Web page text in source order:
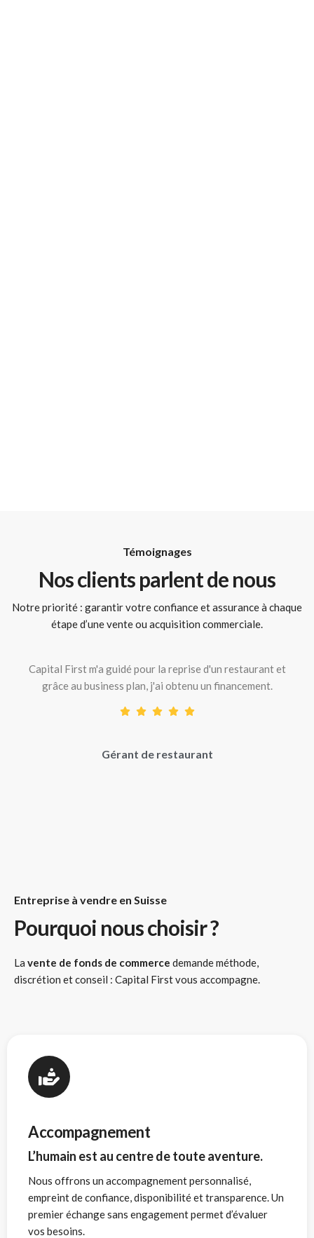
Témoignages
Nos clients parlent de nous
Notre priorité : garantir votre confiance et assurance à chaque
étape d’une vente ou acquisition commerciale.
Gérant de restaurant
Capital First m'a guidé pour la reprise d'un restaurant et
grâce au business plan, j'ai obtenu un financement.
Entreprise à vendre en Suisse
Pourquoi nous choisir ?
La vente de fonds de commerce demande méthode,
discrétion et conseil : Capital First vous accompagne.
Accompagnement
L’humain est au centre de toute aventure.
Nous offrons un accompagnement personnalisé,
empreint de confiance, disponibilité et transparence. Un
premier échange sans engagement permet d’évaluer
vos besoins.